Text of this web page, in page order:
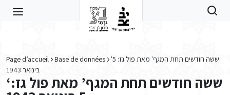
Page d’accueil Base de données
'ששה חודשים תחת המגף' מאת פול גז: 5
בינואר 1943
‘ששה חודשים תחת המגף’ מאת פול גז: